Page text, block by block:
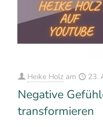
Heike Holz am 23.
Negative
transformieren